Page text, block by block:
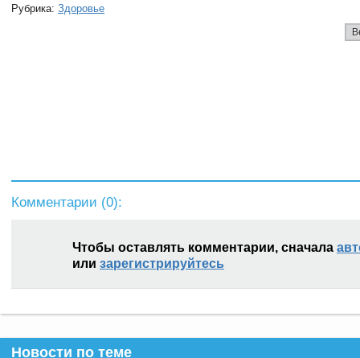
Рубрика: Здоровье
Комментарии (0):
Чтобы оставлять комментарии, сначала
или зарегистрируйтесь
Новости по теме